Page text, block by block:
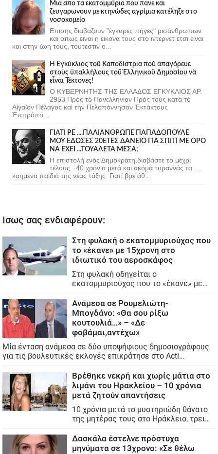
Μια απο τα εκατομμύρια που πανε και
ζευγαρωνουν με κτηνώδες αγρίμια κατέληξε στο
νοσοκομείο
Επισης διαβαζουν "έγκυρες πήγες" μισάνθρωπων
και οπως ειναι η εικονα τους στο ιντερνετ ετσι ειναι
και στην ζωη τους, τουτεστιν ο...
Ἡ Ἐγκύκλιος τοῦ Καποδίστρια ποὺ ἀπαγόρευε
στοὺς ὑπαλλήλους τοῦ Ἑλληνικοῦ Δημοσίου νὰ
εἶναι Τέκτονες!
Ο ΚΥΒΕΡΝΗΤΗΣ ΤΗΣ ΕΛΛΑΔΟΣ ΕΓΚΥΚΛΙΟΣ ΑΡ.
2953 Πρὸς τὸ Πανελλήνιον Πρὸς τοὺς κατὰ τὸ
Αἰγαῖον Πέλαγος καὶ τὴν Πελοπόννησον Ἐκτάκτους
Ἐπιτρόπο...
ΓΙΑΤΙ ΡΕ ....ΠΑΛΙΑΝΘΡΩΠΕ ΠΑΠΑΔΟΠΟΥΛΕ
ΜΟΥ ΕΔΩΣΕΣ 20ΕΤΕΣ ΔΑΝΕΙΟ ΓΙΑ ΣΠΙΤΙ ΜΕ ΟΡΟ
ΝΑ ΕΧΕΙ ...ΤΟΥΑΛΕΤΑ ΜΕΣΑ;
Η επιστολή ενός Δημοκράτη,διαβάστε το μέχρι
τέλους...40 χρόνια μετά και ακόμα τυραννάς τα ....
καημένα παιδιά της νέας τάξης. Γιατί βρε άθ...